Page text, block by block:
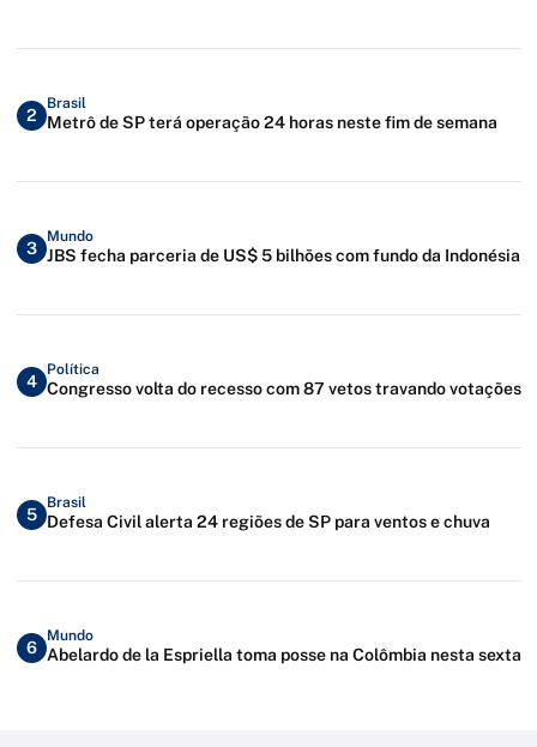
2
Brasil
Metrô de SP terá operação 24 horas neste fim de semana
3
Mundo
JBS fecha parceria de US$ 5 bilhões com fundo da Indonésia
4
Política
Congresso volta do recesso com 87 vetos travando votações
5
Brasil
Defesa Civil alerta 24 regiões de SP para ventos e chuva
6
Mundo
Abelardo de la Espriella toma posse na Colômbia nesta sexta